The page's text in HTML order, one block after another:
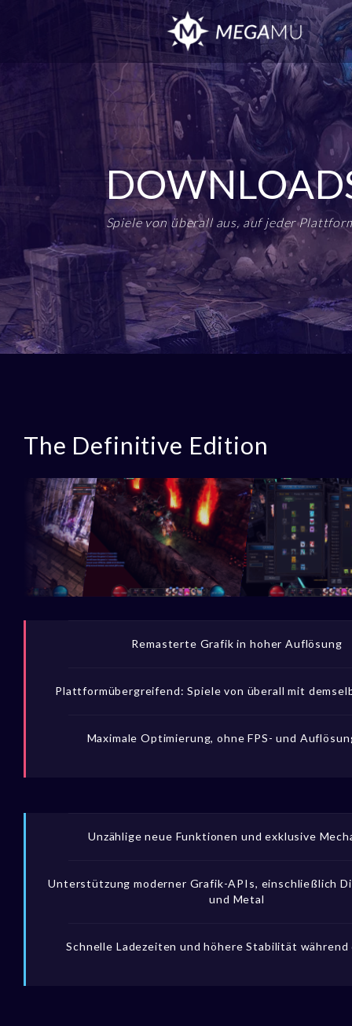
Spiele von überall aus, auf jeder
The Definitive Edition
Remasterte Grafik in hoher Auflösung
Plattformübergreifend: Spiele von überall mit
Maximale Optimierung, ohne FPS- und
Unzählige neue Funktionen und exklusive
Unterstützung moderner Grafik-APIs, einschließlich
und Metal
Schnelle Ladezeiten und höhere Stabilität während